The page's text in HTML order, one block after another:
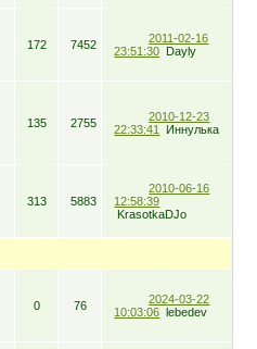
172 7452
2011-02-16
23:51:30 Dayly
135 2755
2010-12-23
22:33:41
Иннулька
313 5883
2010-06-16
12:58:39
KrasotkaDJo
0
76
2024-03-22
10:03:06 lebedev